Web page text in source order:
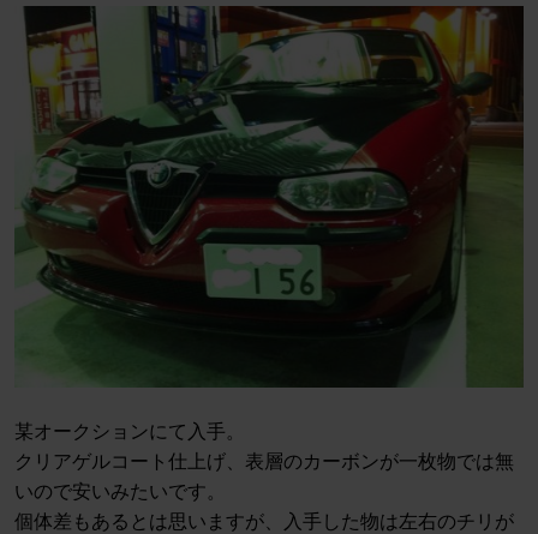
某オークションにて入手。
クリアゲルコート仕上げ、表層のカーボンが一枚物では無
いので安いみたいです。
個体差もあるとは思いますが、入手した物は左右のチリが